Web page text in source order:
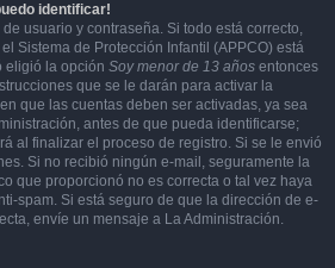
identificar!
usuario y contraseña. Si todo está correcto,
Sistema de Protección Infantil (APPCO) está
eligió la opción Soy menor de 13 años entonces
que se le darán para activar la
que las cuentas deben ser activadas, ya sea
antes de que pueda identificarse;
al finalizar el proceso de registro. Si se le envió
Si no recibió ningún e-mail, seguramente la
que proporcionó no es correcta o tal vez haya
spam. Si está seguro de que la dirección de e-
envíe un mensaje a La Administración.